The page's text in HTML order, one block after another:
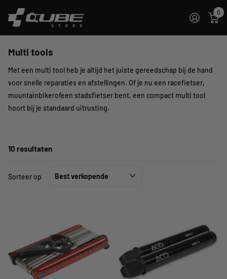
0
Multi tools
Met een multi tool heb je altijd het juiste gereedschap bij de hand
voor snelle reparaties en afstellingen. Of je nu een racefietser,
mountainbikerofeen stadsfietser bent, een compact multi tool
hoort bij je standaard uitrusting.
10 resultaten
Sorteer op